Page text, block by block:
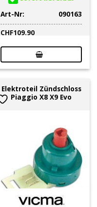
Art-Nr:
090163
CHF109.90
Elektroteil Zündschloss
Piaggio X8 X9 Evo